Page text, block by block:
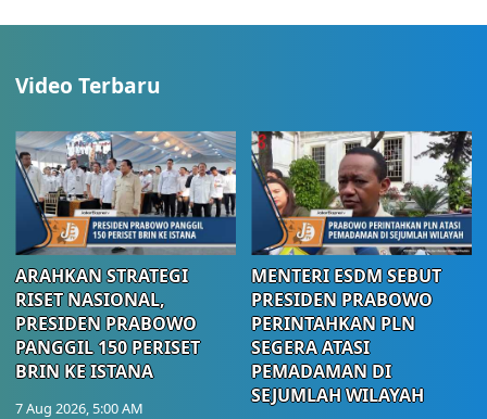
Video Terbaru
ARAHKAN STRATEGI
RISET NASIONAL,
PRESIDEN PRABOWO
PANGGIL 150 PERISET
BRIN KE ISTANA
7 Aug 2026, 5:00 AM
MENTERI ESDM SEBUT
PRESIDEN PRABOWO
PERINTAHKAN PLN
SEGERA ATASI
PEMADAMAN DI
SEJUMLAH WILAYAH